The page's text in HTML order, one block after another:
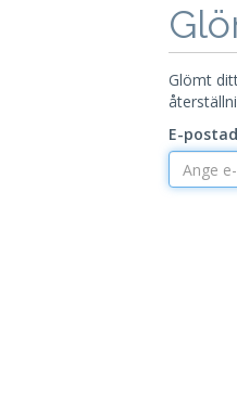
Glömt
E-